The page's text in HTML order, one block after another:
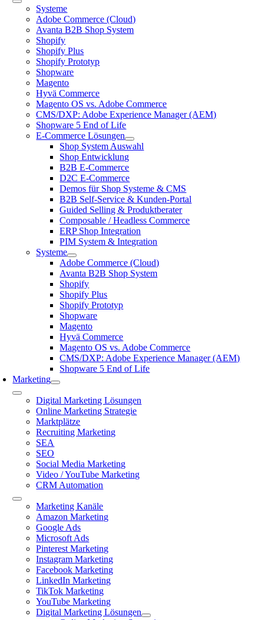
Toggle
Navigation
Systeme
Adobe Commerce (Cloud)
Avanta B2B Shop System
Shopify
Shopify Plus
Shopify Prototyp
Shopware
Magento
Hyvä Commerce
Magento OS vs. Adobe Commerce
CMS/DXP: Adobe Experience Manager (AEM)
Shopware 5 End of Life
E-Commerce Lösungen
Shop System Auswahl
Shop Entwicklung
B2B E-Commerce
D2C E-Commerce
Demos für Shop Systeme & CMS
B2B Self-Service & Kunden-Portal
Guided Selling & Produktberater
Composable / Headless Commerce
ERP Shop Integration
PIM System & Integration
Systeme
Adobe Commerce (Cloud)
Avanta B2B Shop System
Shopify
Shopify Plus
Shopify Prototyp
Shopware
Magento
Hyvä Commerce
Magento OS vs. Adobe Commerce
CMS/DXP: Adobe Experience Manager (AEM)
Shopware 5 End of Life
Marketing
Toggle
Navigation
Digital Marketing Lösungen
Online Marketing Strategie
Marktplätze
Recruiting Marketing
SEA
SEO
Social Media Marketing
Video / YouTube Marketing
CRM Automation
Toggle
Navigation
Marketing Kanäle
Amazon Marketing
Google Ads
Microsoft Ads
Pinterest Marketing
Instagram Marketing
Facebook Marketing
LinkedIn Marketing
TikTok Marketing
YouTube Marketing
Digital Marketing Lösungen